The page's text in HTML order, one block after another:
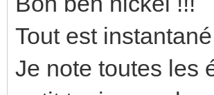
Tout est
Je note toutes les